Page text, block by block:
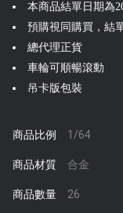
本商品結單日期為
預購視同購買，結
總代理正貨
車輪可順暢滾動
吊卡版包裝
商品比例 1/64
商品材質 合金
商品數量 26